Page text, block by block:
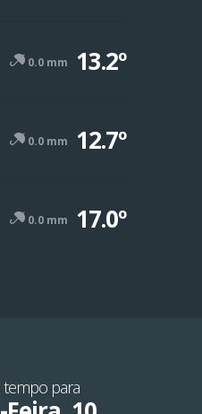
0.0 mm 13.2º
0.0 mm 12.7º
0.0 mm 17.0º
tempo para